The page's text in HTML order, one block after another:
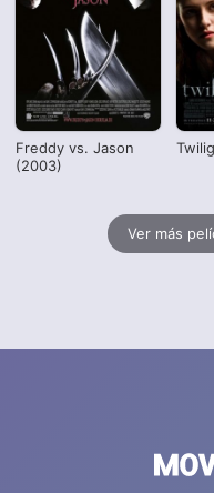
Freddy vs. Jason
(2003)
Ver más